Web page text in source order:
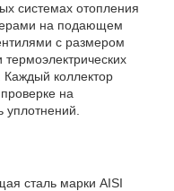
системах отопления
на подающем
с размером
Каждый коллектор
на
сталь марки AISI